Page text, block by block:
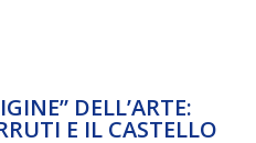
DELL’ARTE:
E IL CASTELLO